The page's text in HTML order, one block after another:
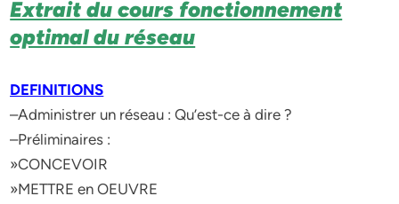
Extrait du cours fonctionnement
optimal du réseau
DEFINITIONS
–Administrer un réseau : Qu’est-ce à dire ?
–Préliminaires :
»CONCEVOIR
»METTRE en OEUVRE